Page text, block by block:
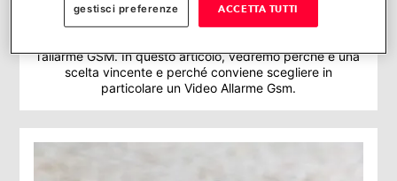
Quando si parla di impianti di allarme, la soluzione più
l’allarme GSM. In questo articolo, vedremo perché è una
scelta vincente e perché conviene scegliere in
particolare un Video Allarme Gsm.
gestisci preferenze ACCETTA TUTTI